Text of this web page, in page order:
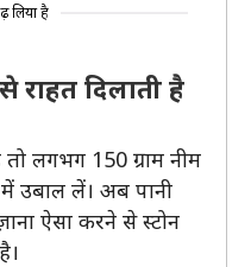
लिया है
दिलाती है
लगभग 150 ग्राम नीम
में उबाल लें। अब पानी
ऐसा करने से स्टोन